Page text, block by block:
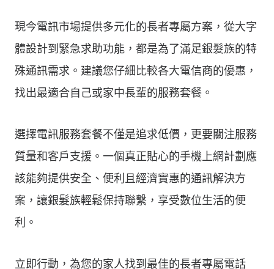
現今電訊市場提供多元化的長者專屬方案，從大字
體設計到緊急求助功能，都是為了滿足銀髮族的特
殊通訊需求。建議您仔細比較各大電信商的優惠，
找出最適合自己或家中長輩的服務套餐。
選擇電訊服務套餐不僅是追求低價，更要關注服務
質量和客戶支援。一個真正貼心的手機上網計劃應
該能夠提供安全、便利且經濟實惠的通訊解決方
案，讓銀髮族輕鬆保持聯繫，享受數位生活的便
利。
立即行動，為您的家人找到最佳的長者專屬電話